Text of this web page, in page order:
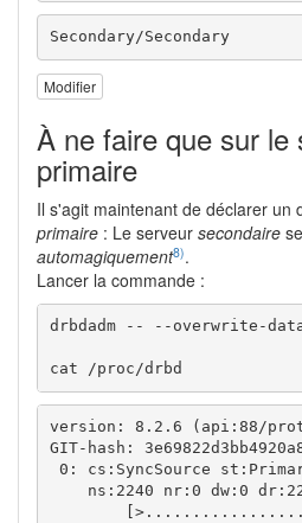
Secondary/Secondary
Modifier
À ne faire que sur le
primaire
Il s'agit maintenant de déclarer un
primaire : Le serveur secondaire
automagiquement8).
Lancer la commande :
drbdadm -- --overwrite-
cat /proc/drbd
version: 8.2.6 (api:88/
GIT-hash:
0: cs:SyncSource
ns:2240 nr:0 dw:0